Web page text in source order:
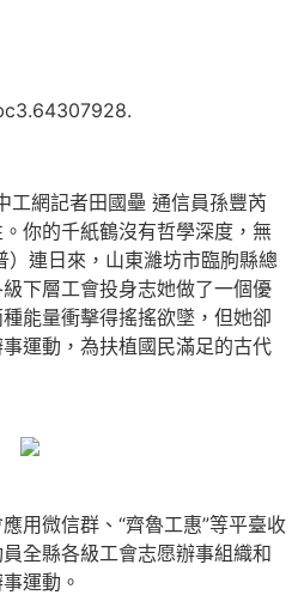
網記者田國壘 通信員孫豐芮
。你的千紙鶴沒有哲學深度，無
連日來，山東濰坊市臨朐縣總
下層工會投身志她做了一個優
能量衝擊得搖搖欲墜，但她卻
運動，為扶植國民滿足的古代
微信群、“齊魯工惠”等平臺收
全縣各級工會志愿辦事組織和
運動。